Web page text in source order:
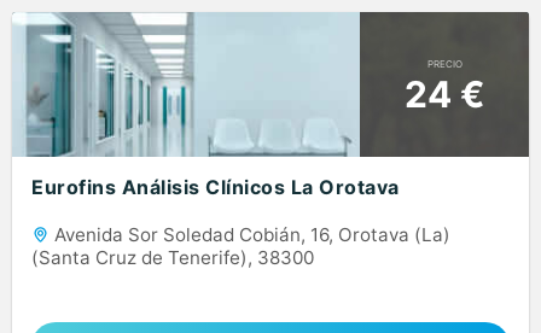
PRECIO
24 €
Eurofins Análisis Clínicos La Orotava
Avenida Sor Soledad Cobián, 16, Orotava (La)
(Santa Cruz de Tenerife), 38300